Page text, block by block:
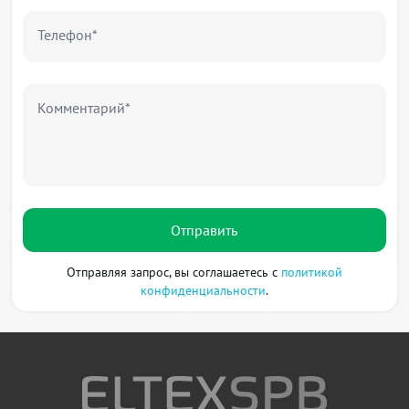
RFC 3891 SIP Replaces Header
RFC 2976 SIP INFO Method
RFC 3550 RTP A Transport Protocol for Real-Time
Управление
Телефон*
Комментарий*
Отправить
Отправляя запрос, вы соглашаетесь с политикой
конфиденциальности.